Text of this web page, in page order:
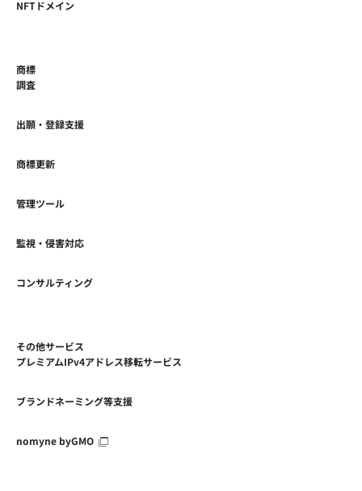
NFTドメイン
商標
調査
出願・登録支援
商標更新
管理ツール
監視・侵害対応
コンサルティング
その他サービス
プレミアムIPv4アドレス移転サービス
ブランドネーミング等支援
nomyne byGMO